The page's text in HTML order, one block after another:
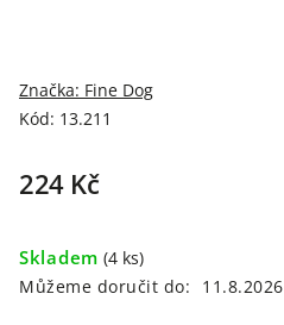
Kód: 13.211
Značka: Fine Dog
224 Kč
Skladem (4 ks)
Můžeme doručit do:
11.8.2026